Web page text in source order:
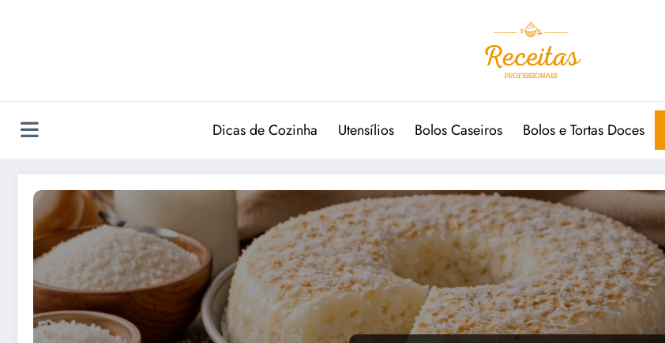
Dicas de Cozinha Utensílios Bolos Caseiros Bolos e Tortas Doces